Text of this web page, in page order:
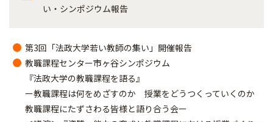
い・シンポジウム報告
第3回「法政大学若い教師の集い」開催報告
教職課程センター市ヶ谷シンポジウム
『法政大学の教職課程を語る』
ー教職課程は何をめざすのか 授業をどうつくっていくのか
教職課程にたずさわる皆様と語り合う会ー